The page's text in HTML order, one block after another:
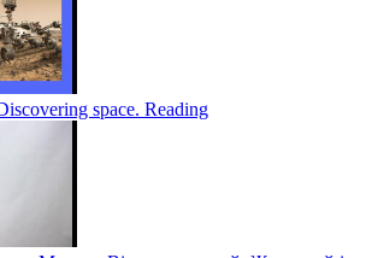
space. Reading